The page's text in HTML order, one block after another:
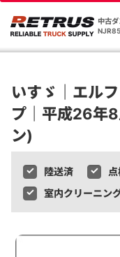
中古
いすゞ｜エル
プ｜平成26年
ン)
陸送済
室内クリーニン